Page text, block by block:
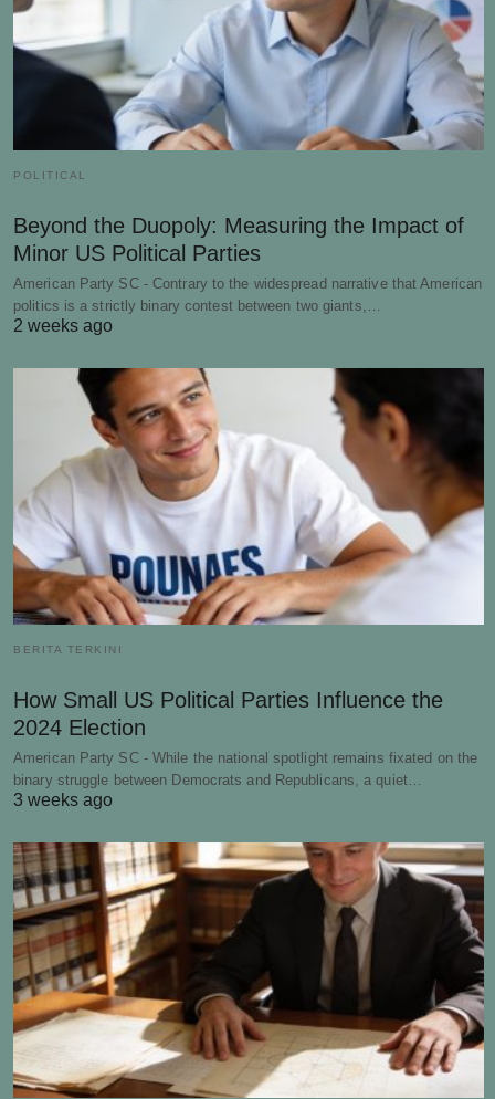
POLITICAL
Beyond the Duopoly: Measuring the Impact of
Minor US Political Parties
American Party SC - Contrary to the widespread narrative that American
politics is a strictly binary contest between two giants,…
2 weeks ago
BERITA TERKINI
How Small US Political Parties Influence the
2024 Election
American Party SC - While the national spotlight remains fixated on the
binary struggle between Democrats and Republicans, a quiet…
3 weeks ago